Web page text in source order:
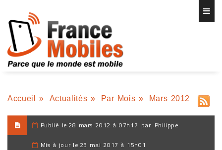
Accueil » Actualités » Par Mois » Mars 2012
Publié le 28 mars 2012 à 07h17 par Philippe
Mis à jour le 23 mai 2017 à 15h01